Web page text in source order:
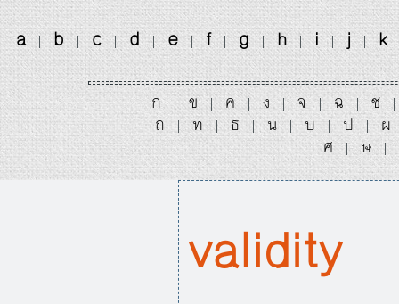
a | b | c | d | e | f | g | h | i | j | k
ก | ข | ค | ง | จ | ฉ | ช |
ถ | ท | ธ | น | บ | ป |
ผ
ศ
| ษ |
validity